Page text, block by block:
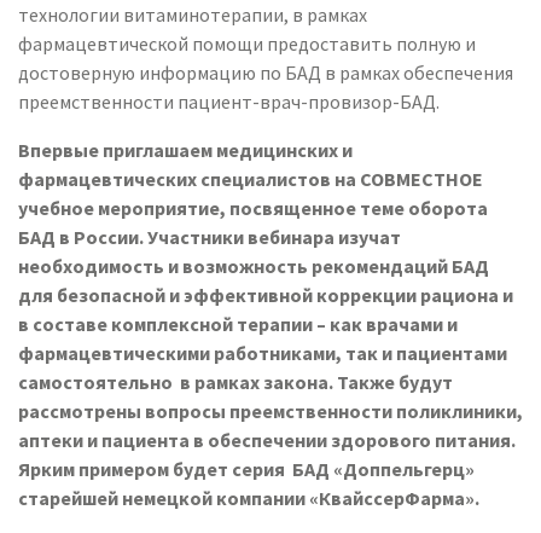
технологии витаминотерапии, в рамках
фармацевтической помощи предоставить полную и
достоверную информацию по БАД в рамках обеспечения
преемственности пациент-врач-провизор-БАД.
Впервые приглашаем медицинских и
фармацевтических специалистов на СОВМЕСТНОЕ
учебное мероприятие, посвященное теме оборота
БАД в России. Участники вебинара изучат
необходимость и возможность рекомендаций БАД
для безопасной и эффективной коррекции рациона и
в составе комплексной терапии – как врачами и
фармацевтическими работниками, так и пациентами
самостоятельно в рамках закона. Также будут
рассмотрены вопросы преемственности поликлиники,
аптеки и пациента в обеспечении здорового питания.
Ярким примером будет серия БАД «Доппельгерц»
старейшей немецкой компании «КвайссерФарма».